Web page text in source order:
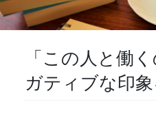
「この人と働
ガティブな印